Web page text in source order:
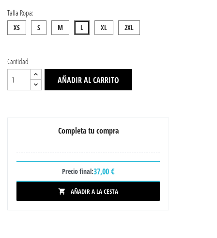
Talla Ropa:
XS S M L XL 2XL
Cantidad
AÑADIR AL CARRITO
Completa tu compra
Precio final:37,00 €
 AÑADIR A LA CESTA